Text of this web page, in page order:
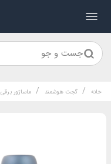
جست و جو
خانه / گجت هوشمند / ماساژور برقی